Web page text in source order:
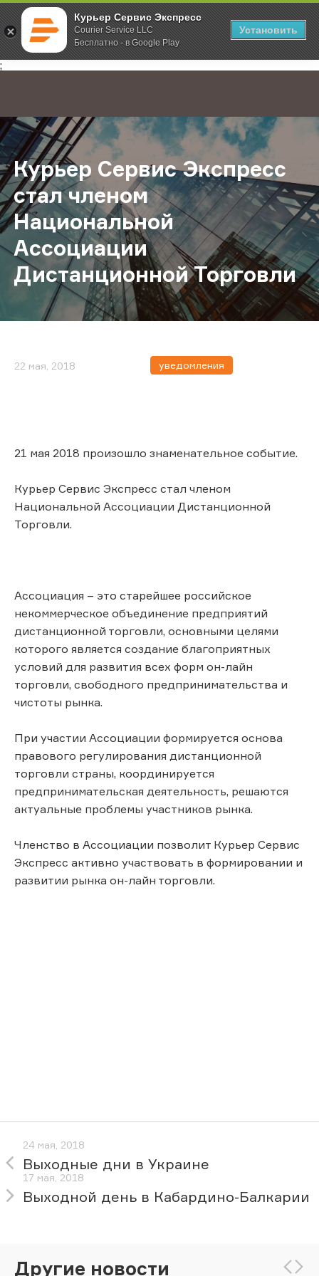
Курьер Сервис Экспресс
Courier Service LLC
Бесплатно - в Google Play
Установить
;
Главная О компании Новости Курьер Сервис Экспресс стал
Курьер Сервис Экспресс
стал членом
Национальной
Ассоциации
Дистанционной Торговли
22 мая, 2018 уведомления
21 мая 2018 произошло знаменательное событие.
Курьер Сервис Экспресс стал членом
Национальной Ассоциации Дистанционной
Торговли.
Ассоциация – это старейшее российское
некоммерческое объединение предприятий
дистанционной торговли, основными целями
которого является создание благоприятных
условий для развития всех форм он-лайн
торговли, свободного предпринимательства и
чистоты рынка.
При участии Ассоциации формируется основа
правового регулирования дистанционной
торговли страны, координируется
предпринимательская деятельность, решаются
актуальные проблемы участников рынка.
Членство в Ассоциации позволит Курьер Сервис
Экспресс активно участвовать в формировании и
развитии рынка он-лайн торговли.
24 мая, 2018
Выходные дни в Украине
17 мая, 2018
Выходной день в Кабардино-Балкарии
Другие новости